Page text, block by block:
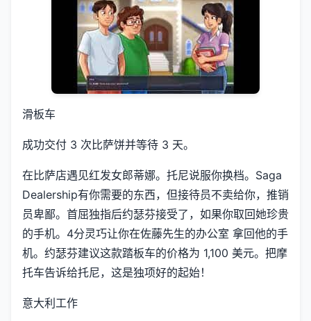
滑板车
成功交付 3 次比萨饼并等待 3 天。
在比萨店遇见红发女郎蒂娜。托尼说服你换档。Saga
Dealership有你需要的东西，但接待员不卖给你，推销
员卑鄙。首屈独指后约瑟芬接受了，如果你取回她珍贵
的手机。4分灵巧让你在佐藤先生的办公室 拿回他的手
机。约瑟芬建议这款踏板车的价格为 1,100 美元。把摩
托车告诉给托尼，这是独项好的起始！
意大利工作